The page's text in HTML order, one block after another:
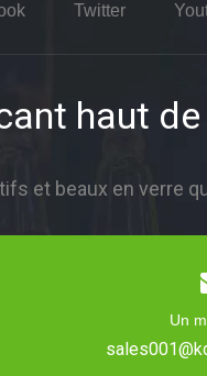
Twitter
haut
et beaux en verre
Un